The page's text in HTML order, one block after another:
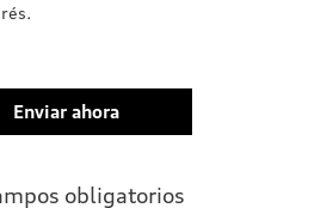
obligatorios